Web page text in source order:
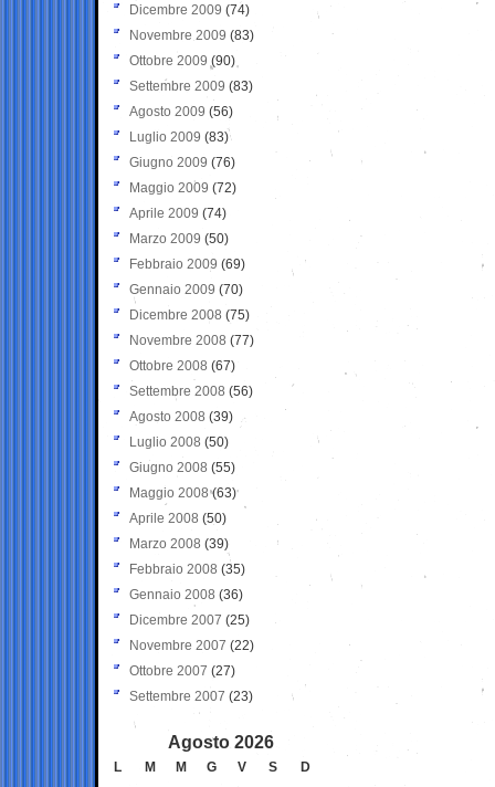
Dicembre 2009 (74)
Novembre 2009 (83)
Ottobre 2009 (90)
Settembre 2009 (83)
Agosto 2009 (56)
Luglio 2009 (83)
Giugno 2009 (76)
Maggio 2009 (72)
Aprile 2009 (74)
Marzo 2009 (50)
Febbraio 2009 (69)
Gennaio 2009 (70)
Dicembre 2008 (75)
Novembre 2008 (77)
Ottobre 2008 (67)
Settembre 2008 (56)
Agosto 2008 (39)
Luglio 2008 (50)
Giugno 2008 (55)
Maggio 2008(63)
Aprile 2008 (50)
Marzo 2008 (39)
Febbraio 2008 (35)
Gennaio 2008 (36)
Dicembre 2007 (25)
Novembre 2007 (22)
Ottobre 2007 (27)
Settembre 2007 (23)
Agosto 2026
L M M G V S
D